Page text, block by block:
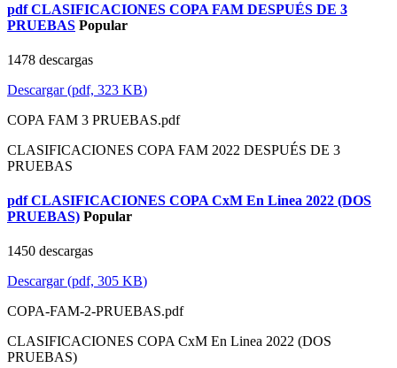
pdf CLASIFICACIONES COPA FAM DESPUÉS DE 3
PRUEBAS Popular
1478 descargas
Descargar(pdf, 323 KB)
COPA FAM 3 PRUEBAS.pdf
CLASIFICACIONES COPA FAM 2022 DESPUÉS DE 3
PRUEBAS
pdf CLASIFICACIONES COPA CxM En Linea 2022 (DOS
PRUEBAS) Popular
1450 descargas
Descargar(pdf, 305 KB)
COPA-FAM-2-PRUEBAS.pdf
CLASIFICACIONES COPA CxM En Linea 2022 (DOS
PRUEBAS)